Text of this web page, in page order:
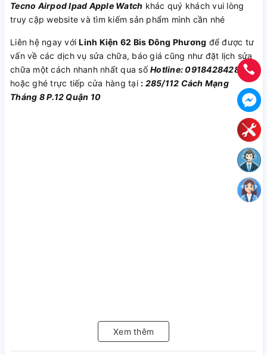
Tecno AirpodIpad Apple Watch khác quý khách vui lòng
truy cập website và tìm kiếm sản phẩm mình cần nhé
Liên hệ ngay vớiLinh Kiện 62 Bis Đông Phương để được tư
vấn về các dịch vụ sửa chữa, báo giá cũng như đặt lịch sửa
chữa một cách nhanh nhất qua sốHotline: 0918428428
hoặc ghé trực tiếp cửa hàng tại : 285/112 Cách Mạng
Tháng 8 P.12 Quận 10
Xem thêm